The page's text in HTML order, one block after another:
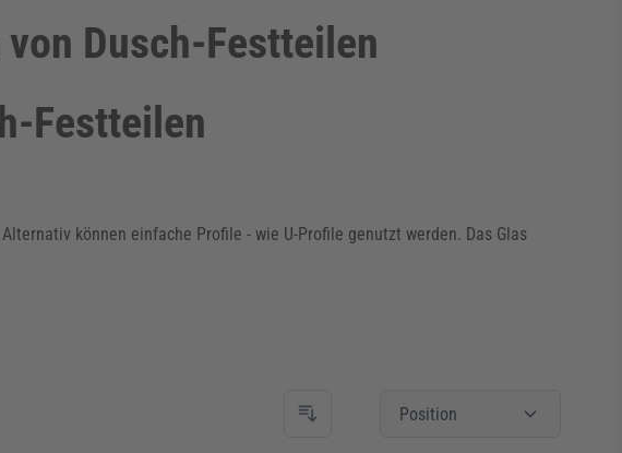
Dusch-Festteilen
Festteilen
können einfache Profile - wie U-Profile genutzt werden. Das Glas
Position